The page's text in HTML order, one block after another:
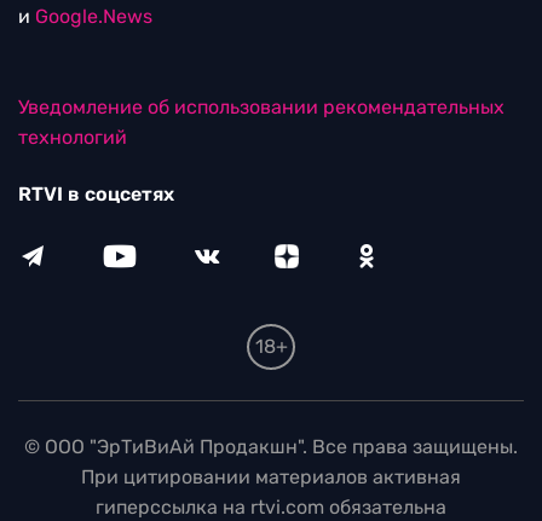
и Google.News
Уведомление об использовании рекомендательных
технологий
RTVI в соцсетях
18+
© ООО "ЭрТиВиАй Продакшн". Все права защищены.
При цитировании материалов активная
гиперссылка на rtvi.com обязательна